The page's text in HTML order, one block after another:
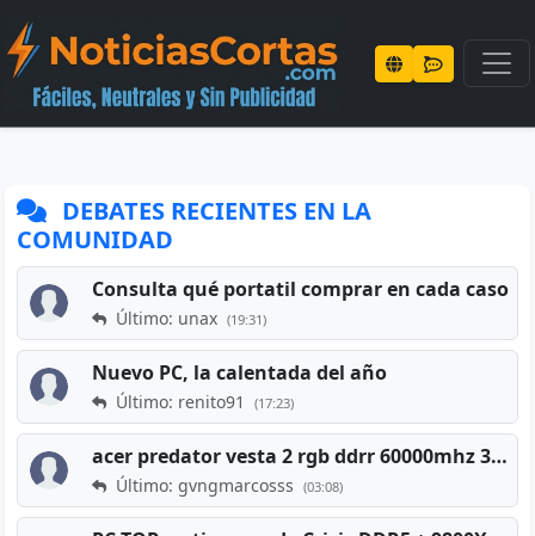
DEBATES RECIENTES EN LA
COMUNIDAD
Consulta qué portatil comprar en cada caso
Último: unax (19:31)
Nuevo PC, la calentada del año
Último: renito91 (17:23)
acer predator vesta 2 rgb ddrr 60000mhz 32gb x2 16gb
Último: gvngmarcosss (03:08)